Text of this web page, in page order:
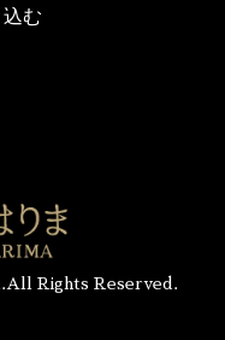
む
Rights Reserved.